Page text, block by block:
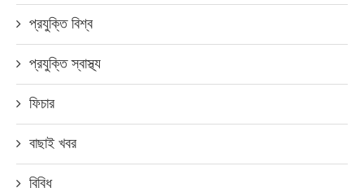
প্রযুক্তি বিশ্ব
প্রযুক্তি স্বাস্থ্য
ফিচার
বাছাই খবর
বিবিধ